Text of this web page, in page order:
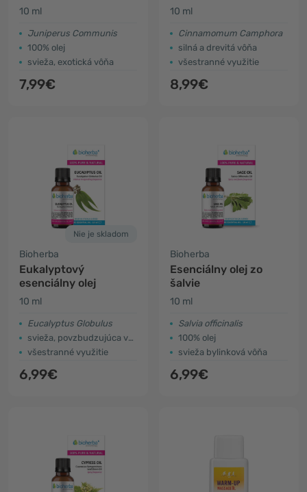
10 ml
Juniperus Communis
100% olej
svieža, exotická vôňa
7,99€
10 ml
Cinnamomum Camphora
silná a drevitá vôňa
všestranné využitie
8,99€
Nie je skladom
Bioherba
Eukalyptový
esenciálny olej
10 ml
Eucalyptus Globulus
svieža, povzbudzujúca vôňa
všestranné využitie
6,99€
Bioherba
Esenciálny olej zo
šalvie
10 ml
Salvia officinalis
100% olej
svieža bylinková vôňa
6,99€